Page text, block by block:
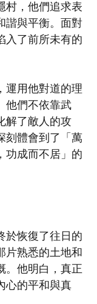
村，他們追求表
諧與平衡。面對
入了前所未有的
運用他對道的理
他們不依靠武
解了敵人的攻
刻體會到了「萬
功成而不居」的
於恢復了往日的
片熟悉的土地和
。他明白，真正
心的平和與真